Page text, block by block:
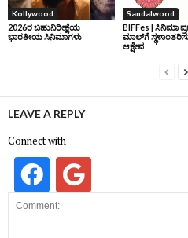
Kollywood
2026ರ ಬಹುನಿರೀಕ್ಷೆಯ
ಭಾರತೀಯ ಸಿನಿಮಾಗಳು
Sandalwood
BIFFes | ಸಿನಿಮಾ
ಮಾಲ್‌ಗೆ
ಆಕ್ಷೇಪ
LEAVE A REPLY
Connect with